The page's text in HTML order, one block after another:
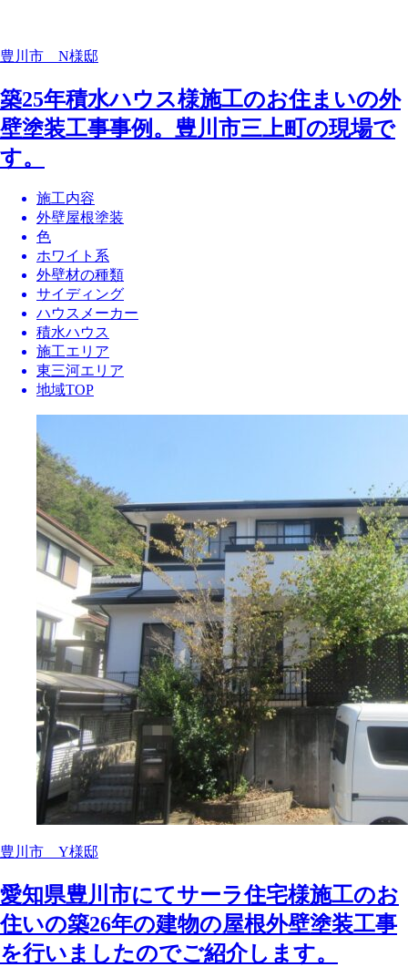
豊川市 N様邸
築25年積水ハウス様施工のお住まいの外
壁塗装工事事例。豊川市三上町の現場で
す。
施工内容
外壁屋根塗装
色
ホワイト系
外壁材の種類
サイディング
ハウスメーカー
積水ハウス
施工エリア
東三河エリア
地域TOP
豊川市 Y様邸
愛知県豊川市にてサーラ住宅様施工のお
住いの築26年の建物の屋根外壁塗装工事
を行いましたのでご紹介します。